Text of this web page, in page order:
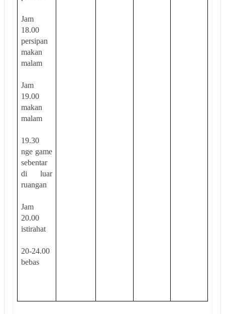
Jam
18.00
persipan
makan
malam
Jam
19.00
makan
malam
19.30
nge game
sebentar
di luar
ruangan
Jam
20.00
istirahat
20-24.00
bebas